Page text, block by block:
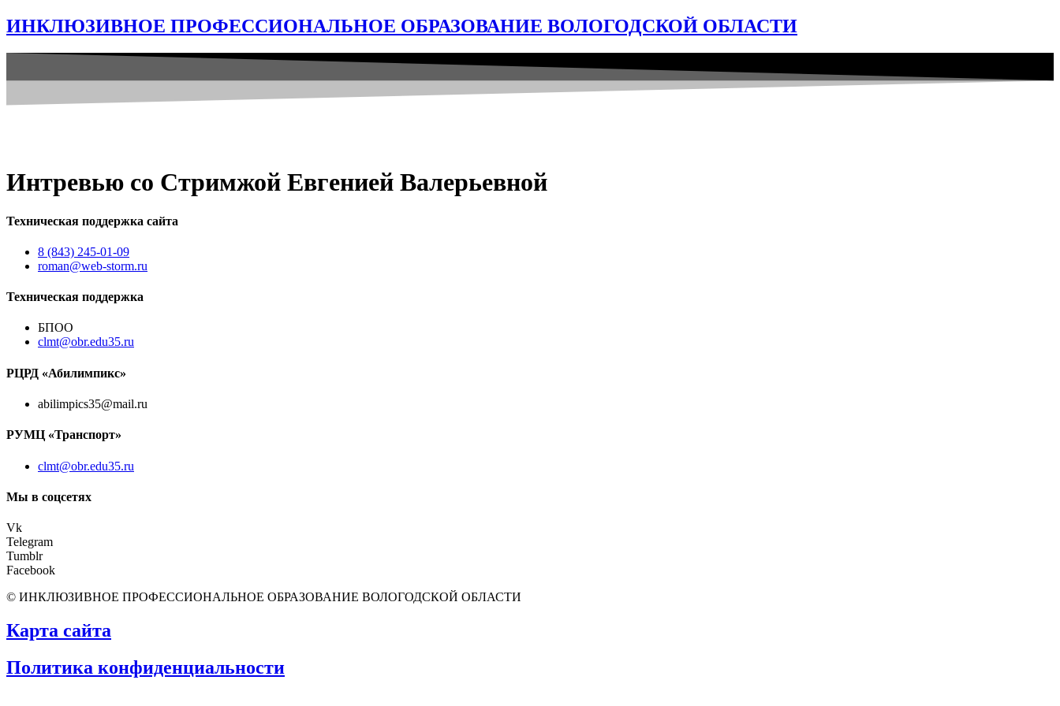
ИНКЛЮЗИВНОЕ ПРОФЕССИОНАЛЬНОЕ ОБРАЗОВАНИЕ ВОЛОГОДСКОЙ ОБЛАСТИ
Интревью со Стримжой Евгенией Валерьевной
Техническая поддержка сайта
8 (843) 245-01-09
roman@web-storm.ru
Техническая поддержка
БПОО
clmt@obr.edu35.ru
РЦРД «Абилимпикс»
abilimpics35@mail.ru
РУМЦ «Транспорт»
clmt@obr.edu35.ru
Мы в соцсетях
Vk
Telegram
Tumblr
Facebook
© ИНКЛЮЗИВНОЕ ПРОФЕССИОНАЛЬНОЕ ОБРАЗОВАНИЕ ВОЛОГОДСКОЙ ОБЛАСТИ
Карта сайта
Политика конфиденциальности